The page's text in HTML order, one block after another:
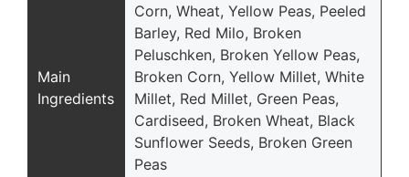
Main
Ingredients
Corn, Wheat, Yellow Peas, Peeled
Barley, Red Milo, Broken
Peluschken, Broken Yellow Peas,
Broken Corn, Yellow Millet, White
Millet, Red Millet, Green Peas,
Cardiseed, Broken Wheat, Black
Sunflower Seeds, Broken Green
Peas